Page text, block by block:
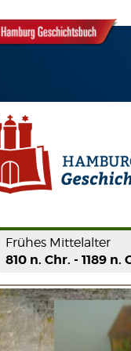
Frühes Mittelalter
810 n. Chr. - 1189 n.